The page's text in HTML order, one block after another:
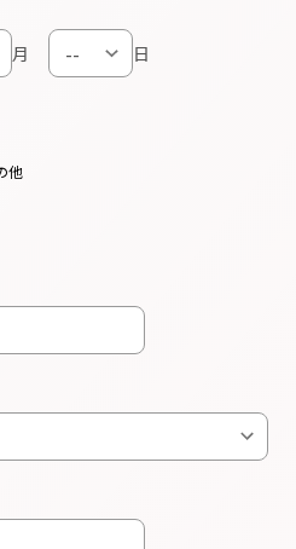
生じた盗難、怪我、その
当会に故意または重過失
や破損につきましては、
紛失などによる再発行は
ついて、当会は一切関与
や講師・スタッフ、他の
被害を与えた方には、退